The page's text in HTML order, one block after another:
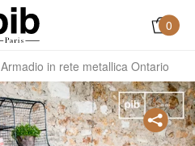
0
Armadio in rete metallica Ontario